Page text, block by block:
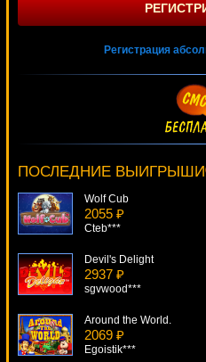
Регистрация
ПОСЛЕДНИЕ ВЫИГРЫШИ
Panamer***
Wolf Cub
2055 ₽
Cteb***
Devil's Delight
2937 ₽
sgvwood***
Around the World.
2069 ₽
Egoistik***